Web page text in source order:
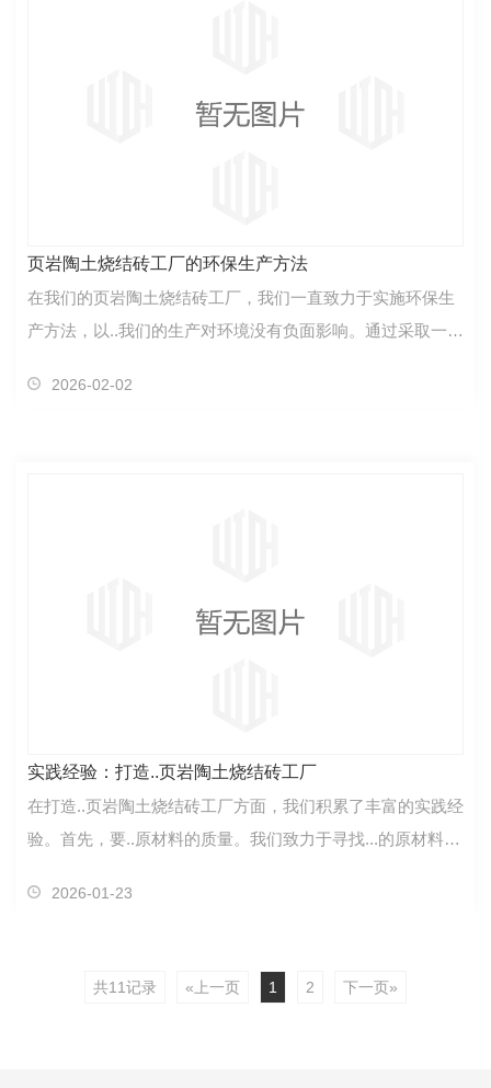
页岩陶土烧结砖工厂的环保生产方法
在我们的页岩陶土烧结砖工厂，我们一直致力于实施环保生
产方法，以..我们的生产对环境没有负面影响。通过采取一系
2026-02-02
实践经验：打造..页岩陶土烧结砖工厂
在打造..页岩陶土烧结砖工厂方面，我们积累了丰富的实践经
验。首先，要..原材料的质量。我们致力于寻找...的原材料，
2026-01-23
共11记录 «上一页 1 2 下一页»